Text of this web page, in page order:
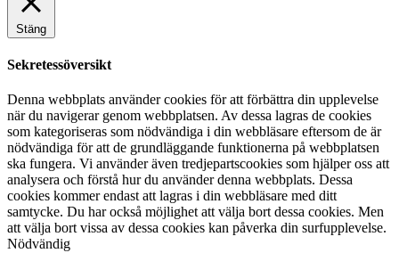
Stäng
Sekretessöversikt
Denna webbplats använder cookies för att förbättra din upplevelse
när du navigerar genom webbplatsen. Av dessa lagras de cookies
som kategoriseras som nödvändiga i din webbläsare eftersom de är
nödvändiga för att de grundläggande funktionerna på webbplatsen
ska fungera. Vi använder även tredjepartscookies som hjälper oss att
analysera och förstå hur du använder denna webbplats. Dessa
cookies kommer endast att lagras i din webbläsare med ditt
samtycke. Du har också möjlighet att välja bort dessa cookies. Men
att välja bort vissa av dessa cookies kan påverka din surfupplevelse.
Nödvändig